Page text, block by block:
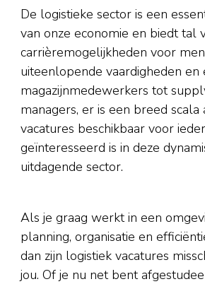
De logistieke sector is een
van onze economie en biedt tal
carrièremogelijkheden voor
uiteenlopende vaardigheden en
magazijnmedewerkers tot
managers, er is een breed scala
vacatures beschikbaar voor
geïnteresseerd is in deze
uitdagende sector.
Als je graag werkt in een
planning, organisatie en
dan zijn logistiek vacatures
jou. Of je nu net bent